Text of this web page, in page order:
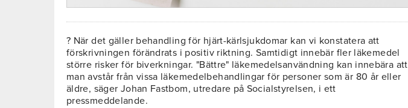
? När det gäller behandling för hjärt-kärlsjukdomar kan vi konstatera att
förskrivningen förändrats i positiv riktning. Samtidigt innebär fler läkemedel
större risker för biverkningar. "Bättre" läkemedelsanvändning kan innebära att
man avstår från vissa läkemedelbehandlingar för personer som är 80 år eller
äldre, säger Johan Fastbom, utredare på Socialstyrelsen, i ett
pressmeddelande.